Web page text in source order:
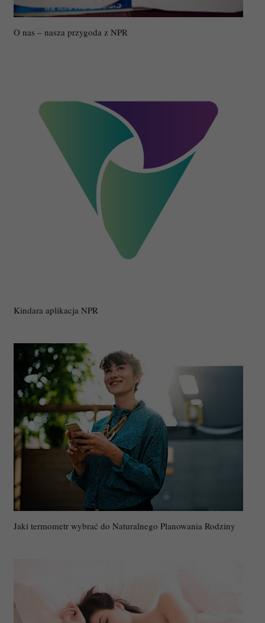
O nas – nasza przygoda z NPR
Kindara aplikacja NPR
Jaki termometr wybrać do Naturalnego Planowania Rodziny